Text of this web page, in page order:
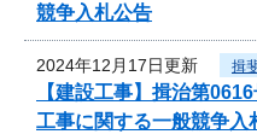
競争入札公告
2024年12月17日更新 揖
【建設工事】揖治第
工事に関する一般競争入